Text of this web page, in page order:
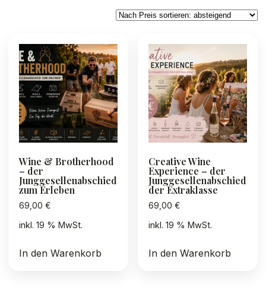
Preis
sortiert:
Wine & Brotherhood
– der
Junggesellenabschied
zum Erleben
69,00 €
inkl. 19 % MwSt.
In den Warenkorb
Creative Wine
Experience – der
Junggesellenabschied
der Extraklasse
69,00€
inkl. 19 % MwSt.
In den Warenkorb